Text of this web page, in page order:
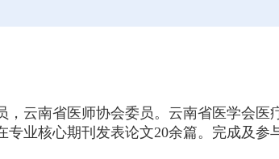
云南省医师协会委员。云南省医学会医
业核心期刊发表论文20余篇。完成及参